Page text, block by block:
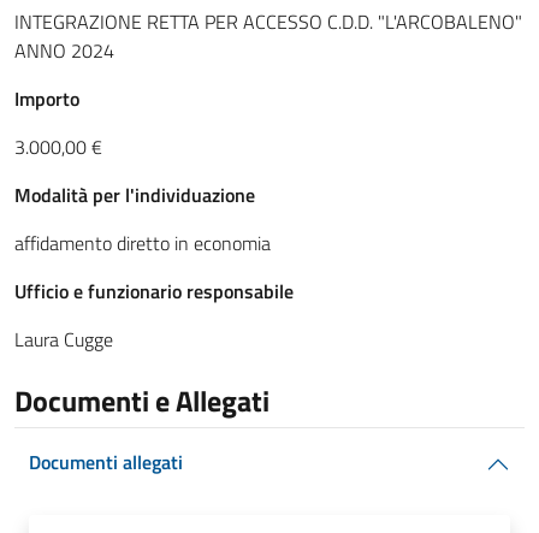
INTEGRAZIONE RETTA PER ACCESSO C.D.D. "L'ARCOBALENO"
ANNO 2024
Importo
3.000,00 €
Modalità per l'individuazione
affidamento diretto in economia
Ufficio e funzionario responsabile
Laura Cugge
Documenti e Allegati
Documenti allegati